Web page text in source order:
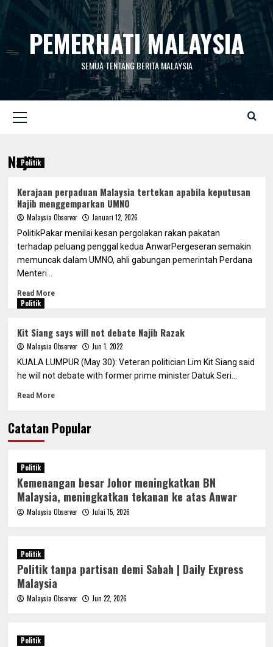
Skip
contentPEMERHATI MALAYSIA
SEMUA TENTANG BERITA MALAYSIA
Menu
Najib
Politik
Kerajaan perpaduan Malaysia tertekan apabila keputusan
Najib menggemparkan UMNO
Malaysia Observer
Januari 12, 2026
PolitikPakar menilai kesan pergolakan rakan pakatan
terhadap peluang penggal kedua AnwarPergeseran semakin
memuncak dalam UMNO, ahli gabungan pemerintah Perdana
Menteri...
Read More
Politik
Kit Siang says will not debate Najib Razak
Malaysia Observer
Jun 1, 2022
KUALA LUMPUR (May 30): Veteran politician Lim Kit Siang said
he will not debate with former prime minister Datuk Seri...
Read More
Catatan Popular
Politik
Kemenangan besar Johor meningkatkan BN
Malaysia, meningkatkan tekanan ke atas Anwar
Malaysia Observer Julai 15, 2026
Politik
Politik tanpa partisan demi Sabah | Daily Express
Malaysia
Malaysia Observer Jun 22, 2026
Politik